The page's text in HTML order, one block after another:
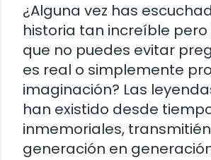
¿Alguna vez has
historia tan increíble
que no puedes evitar
es real o simplemente
imaginación? Las
han existido desde
inmemoriales,
generación en